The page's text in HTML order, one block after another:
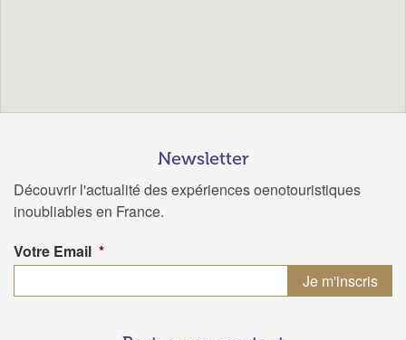
Newsletter
Découvrir l'actualité des expériences oenotouristiques
inoubliables en France.
Votre Email *